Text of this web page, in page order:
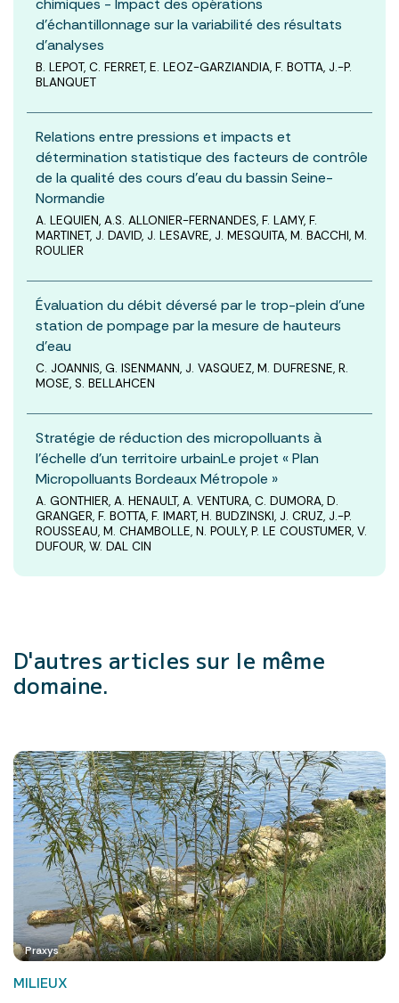
chimiques - Impact des opérations
d’échantillonnage sur la variabilité des résultats
d’analyses
B. LEPOT, C. FERRET, E. LEOZ-GARZIANDIA, F. BOTTA, J.-P.
BLANQUET
Relations entre pressions et impacts et
détermination statistique des facteurs de contrôle
de la qualité des cours d’eau du bassin Seine-
Normandie
A. LEQUIEN, A.S. ALLONIER-FERNANDES, F. LAMY, F.
MARTINET, J. DAVID, J. LESAVRE, J. MESQUITA, M. BACCHI, M.
ROULIER
Évaluation du débit déversé par le trop-plein d’une
station de pompage par la mesure de hauteurs
d’eau
C. JOANNIS, G. ISENMANN, J. VASQUEZ, M. DUFRESNE, R.
MOSE, S. BELLAHCEN
Stratégie de réduction des micropolluants à
l’échelle d’un territoire urbainLe projet « Plan
Micropolluants Bordeaux Métropole »
A. GONTHIER, A. HENAULT, A. VENTURA, C. DUMORA, D.
GRANGER, F. BOTTA, F. IMART, H. BUDZINSKI, J. CRUZ, J.-P.
ROUSSEAU, M. CHAMBOLLE, N. POULY, P. LE COUSTUMER, V.
DUFOUR, W. DAL CIN
D'autres articles sur le même
domaine.
Praxys
MILIEUX